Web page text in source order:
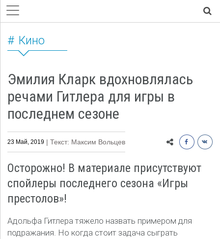
Кино
Эмилия Кларк вдохновлялась
речами Гитлера для игры в
последнем сезоне
23 Май, 2019 | Текст: Максим Вольцев
Осторожно! В материале присутствуют
спойлеры последнего сезона «Игры
престолов»!
Адольфа Гитлера тяжело назвать примером для
подражания. Но когда стоит задача сыграть